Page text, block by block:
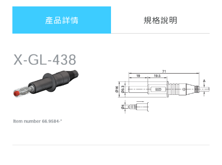
產品詳情 規格說明